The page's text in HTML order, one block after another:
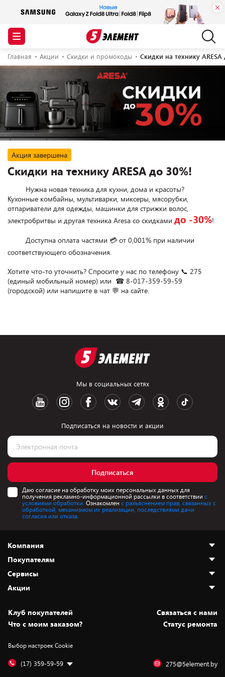
Главная Акции Скидки и промокоды Скидки на технику ARESA
Акция завершена
Скидки на технику ARESA до 30%!
Кухонные комбайны, мультиварки, миксеры, мясорубки,
отпариватели для одежды, машинки для стрижки волос,
электробритвы и другая техника Aresa со скидками до -30%!
соответствующего обозначения.
Хотите что-то уточнить? Спросите у нас по телефону 📞 275
(единый мобильный номер) или  ☎ 8-017-359-59-59
Мы в социальных сетях
Подписаться на новости и акции
Подписаться
Даю согласие на обработку моих персональных данных для
получения рекламно-информационной рассылки в соответствии с
условиями обработки. Ознакомлен с разъяснением прав, связанных с
обработкой, механизмом их реализации, последствиями дачи
согласия или отказа.
Компания
О нас
Адреса магазинов
Новости
Статьи и обзоры
Вакансии
Дай пять добру!
Покупателям
Как сделать заказ
Оплата и доставка
Безналичный расчёт
Обмен и возврат товара
Обработка персональных данных
Подарочные карты
Сервисы
Установка техники
Для игровых консолей
Для мобильных устройств
Для компьютеров
Акции
Скидки и промокоды
Белорусские товары
Бонусы
Оплата частями
Клуб покупателей
Cвязаться с нами
Что с моим заказом?
Статус ремонта
Выбор настроек Cookie
(17) 359-59-59 275@5element.by